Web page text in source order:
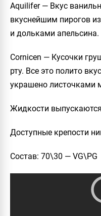
Aquilifer — Вкус
вкуснейшим пирогов
и дольками апельсина.
Cornicen — Кусочки
рту. Все это полито
украшено листочками
Жидкости
Доступные крепости
Состав: 70\30 — VG\PG